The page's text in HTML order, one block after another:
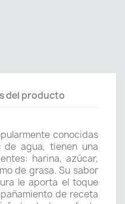
del producto
conocidas
de agua, tienen una
harina, azúcar,
de grasa. Su sabor
le aporta el toque
de receta